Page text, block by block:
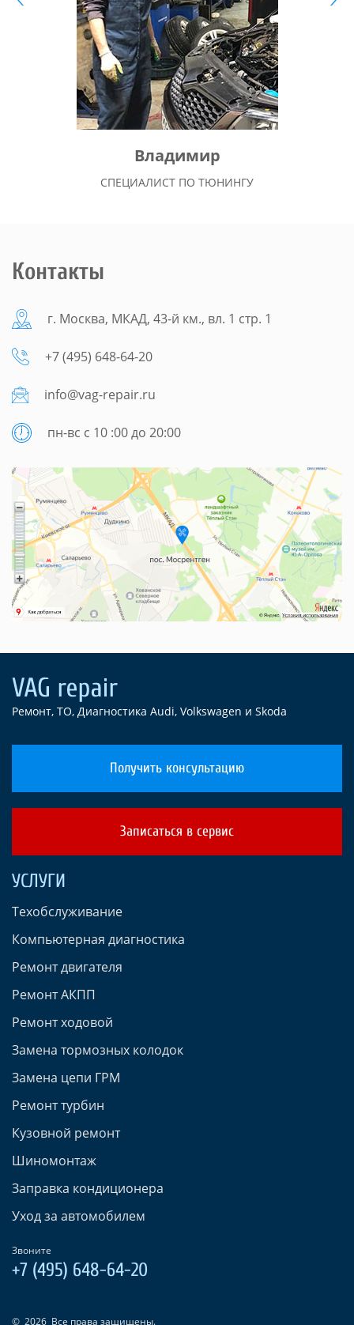
Владимир
СПЕЦИАЛИСТ ПО ТЮНИНГУ
Контакты
г. Москва, МКАД, 43-й км., вл. 1 стр. 1
+7 (495) 648-64-20
info@vag-repair.ru
пн-вс с 10 :00 до 20:00
Ремонт, ТО, Диагностика Audi, Volkswagen и Skoda
Получить консультацию
Записаться в сервис
УСЛУГИ
Техобслуживание
Компьютерная диагностика
Ремонт двигателя
Ремонт АКПП
Ремонт ходовой
Замена тормозных колодок
Замена цепи ГРМ
Ремонт турбин
Кузовной ремонт
Шиномонтаж
Заправка кондиционера
Уход за автомобилем
Звоните
+7 (495) 648-64-20
© 2026 Все права защищены.